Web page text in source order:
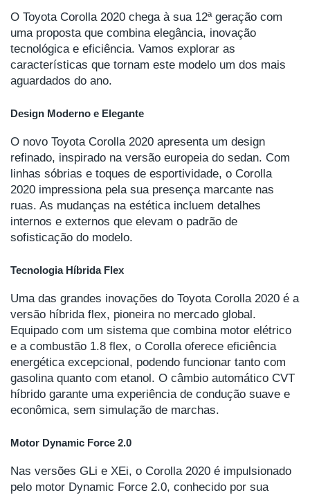
O Toyota Corolla 2020 chega à sua 12ª geração com
uma proposta que combina elegância, inovação
tecnológica e eficiência. Vamos explorar as
características que tornam este modelo um dos mais
aguardados do ano.
Design Moderno e Elegante
O novo Toyota Corolla 2020 apresenta um design
refinado, inspirado na versão europeia do sedan. Com
linhas sóbrias e toques de esportividade, o Corolla
2020 impressiona pela sua presença marcante nas
ruas. As mudanças na estética incluem detalhes
internos e externos que elevam o padrão de
sofisticação do modelo.
Tecnologia Híbrida Flex
Uma das grandes inovações do Toyota Corolla 2020 é a
versão híbrida flex, pioneira no mercado global.
Equipado com um sistema que combina motor elétrico
e a combustão 1.8 flex, o Corolla oferece eficiência
energética excepcional, podendo funcionar tanto com
gasolina quanto com etanol. O câmbio automático CVT
híbrido garante uma experiência de condução suave e
econômica, sem simulação de marchas.
Motor Dynamic Force 2.0
Nas versões GLi e XEi, o Corolla 2020 é impulsionado
pelo motor Dynamic Force 2.0, conhecido por sua